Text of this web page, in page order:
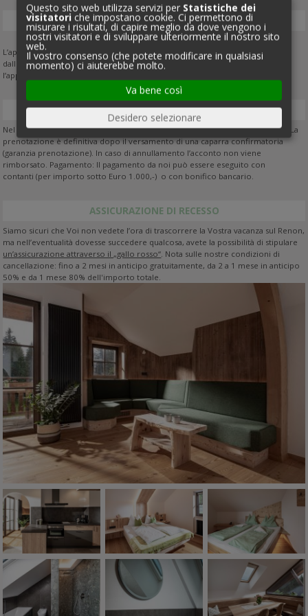
ARRIVO E PARTENZA
L’appartamento è a vostra disposizione nel giorno del Vostro arrivo a partire
dalle 14,00 . Il giorno della Vostra partenza Vi preghiamo di lasciare
l’appartamento entro le ore 10,00
PRENOTAZIONE
Nel momento della prenotazione vi preghiamo di pagare la caparra pattuita. La
prenotazione è definitiva dopo il versamento di una caparra confirmatoria
(garanzia prenotazione). In caso di annullamento l’acconto non viene
rimborsato. Pagamento: Il pagamento da noi può essere eseguito con
contanti (per importo sotto Euro 1.000,-) o con bonifico bancario.
ASSICURAZIONE DI RECESSO
Siamo sicuri che Voi non vedete l’ora di trascorrere la Vostra vacanza sul Renon,
ma nell’eventualità dovesse succedere qualcosa, avete la possibilità di stipulare
un’assicurazione attraverso il „gallo rosso“. Nota sulle nostre condizioni di
cancellazione: fino a 2 mesi in anticipo gratuitamente, da 2 a 1 mese in anticipo
50% e da 1 mese 80% dell'importo totale.
Questo sito web utilizza servizi per Statistiche dei
visitatori che impostano cookie. Ci permettono di
misurare i risultati, di capire meglio da dove vengono i
nostri visitatori e di sviluppare ulteriormente il nostro sito
web.
Il vostro consenso (che potete modificare in qualsiasi
momento) ci aiuterebbe molto.
Desidero selezionare
Va bene così